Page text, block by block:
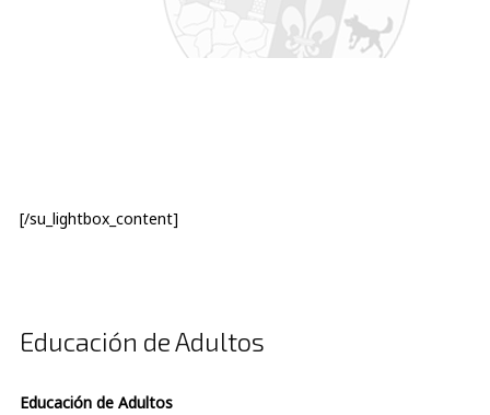
[/su_lightbox_content]
Educación de Adultos
Educación de Adultos